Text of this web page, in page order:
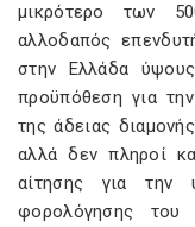
μικρότερο των
αλλοδαπός
στην Ελλάδα
προϋπόθεση για
της άδειας
αλλά δεν πληροί
αίτησης για την
φορολόγησης του